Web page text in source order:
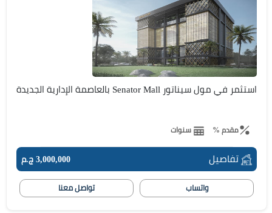
استثمر في مول سيناتور Senator Mall بالعاصمة الإدارية الجديدة
مقدم % سنوات
تفاصيل 3,000,000 ج.م
واتساب تواصل معنا